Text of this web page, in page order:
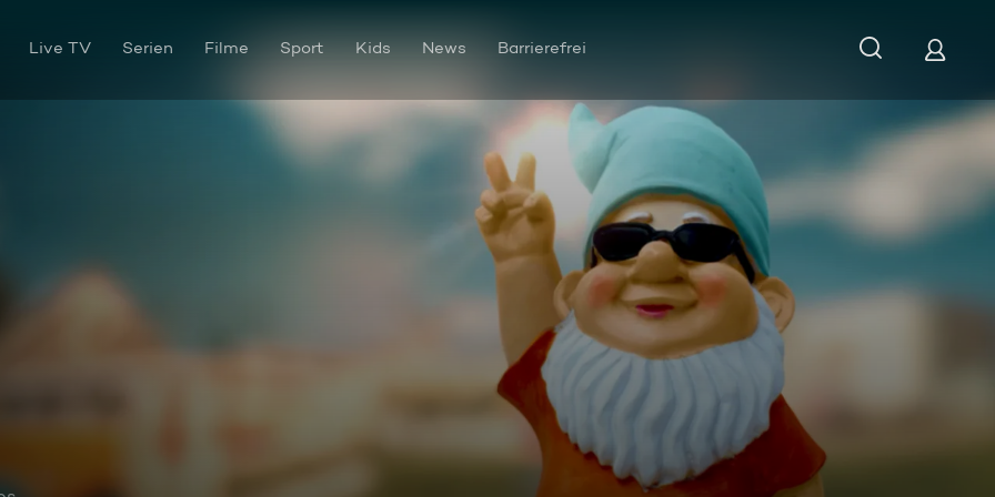
Live TV Serien Filme Sport Kids News Barrierefrei